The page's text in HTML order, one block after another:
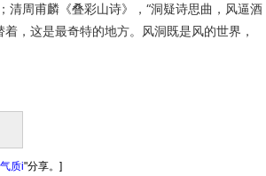
清周甫麟《叠彩山诗》，“洞疑诗思曲，风逼酒
，这是最奇特的地方。风洞既是风的世界，
质i"分享。]